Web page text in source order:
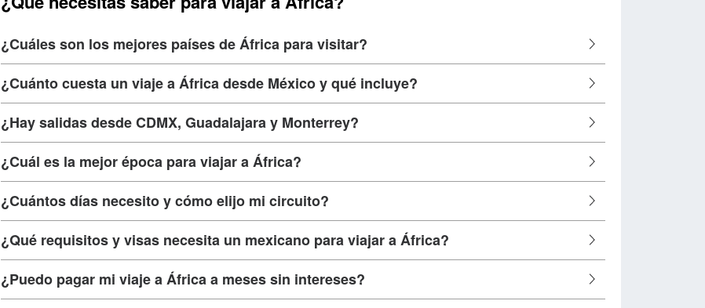
¿Cuáles son los mejores países de África para visitar?
¿Cuánto cuesta un viaje a África desde México y qué incluye?
¿Hay salidas desde CDMX, Guadalajara y Monterrey?
¿Cuál es la mejor época para viajar a África?
¿Cuántos días necesito y cómo elijo mi circuito?
¿Qué requisitos y visas necesita un mexicano para viajar a África?
¿Puedo pagar mi viaje a África a meses sin intereses?